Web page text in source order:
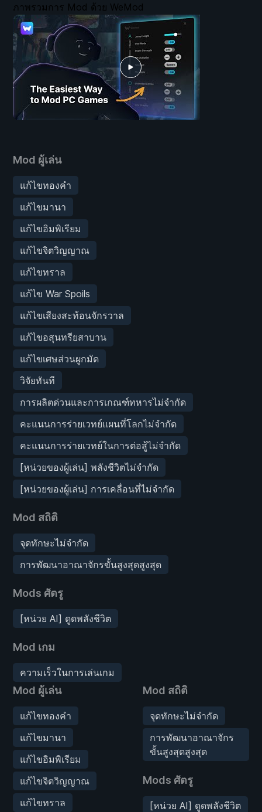
Mod ผู้เล่น
แก้ไขทองคำ
แก้ไขมานา
แก้ไขอิมพิเรียม
แก้ไขจิตวิญญาณ
แก้ไขทราล
แก้ไข War Spoils
แก้ไขเสียงสะท้อนจักรวาล
แก้ไขอสุนทรียสาบาน
แก้ไขเศษส่วนผูกมัด
วิจัยทันที
การผลิตด่วนและการเกณฑ์ทหารไม่จำกัด
คะแนนการร่ายเวทย์แผนที่โลกไม่จำกัด
คะแนนการร่ายเวทย์ในการต่อสู้ไม่จำกัด
[หน่วยของผู้เล่น] พลังชีวิตไม่จำกัด
[หน่วยของผู้เล่น] การเคลื่อนที่ไม่จำกัด
Mod สถิติ
จุดทักษะไม่จำกัด
การพัฒนาอาณาจักรขั้นสูงสุดสูงสุด
Mods ศัตรู
[หน่วย AI] ดูดพลังชีวิต
Mod เกม
ความเร็วในการเล่นเกม
Mod ผู้เล่น
แก้ไขทองคำ
แก้ไขมานา
แก้ไขอิมพิเรียม
แก้ไขจิตวิญญาณ
แก้ไขทราล
Mod สถิติ
จุดทักษะไม่จำกัด
การพัฒนาอาณาจักร
ขั้นสูงสุดสูงสุด
Mods ศัตรู
[หน่วย AI] ดูดพลังชีวิต
ภาพรวมการ Mod ด้วย WeMod